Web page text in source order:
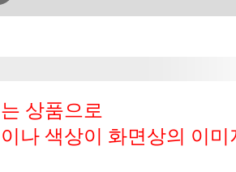
상품으로
나 색상이 화면상의 이